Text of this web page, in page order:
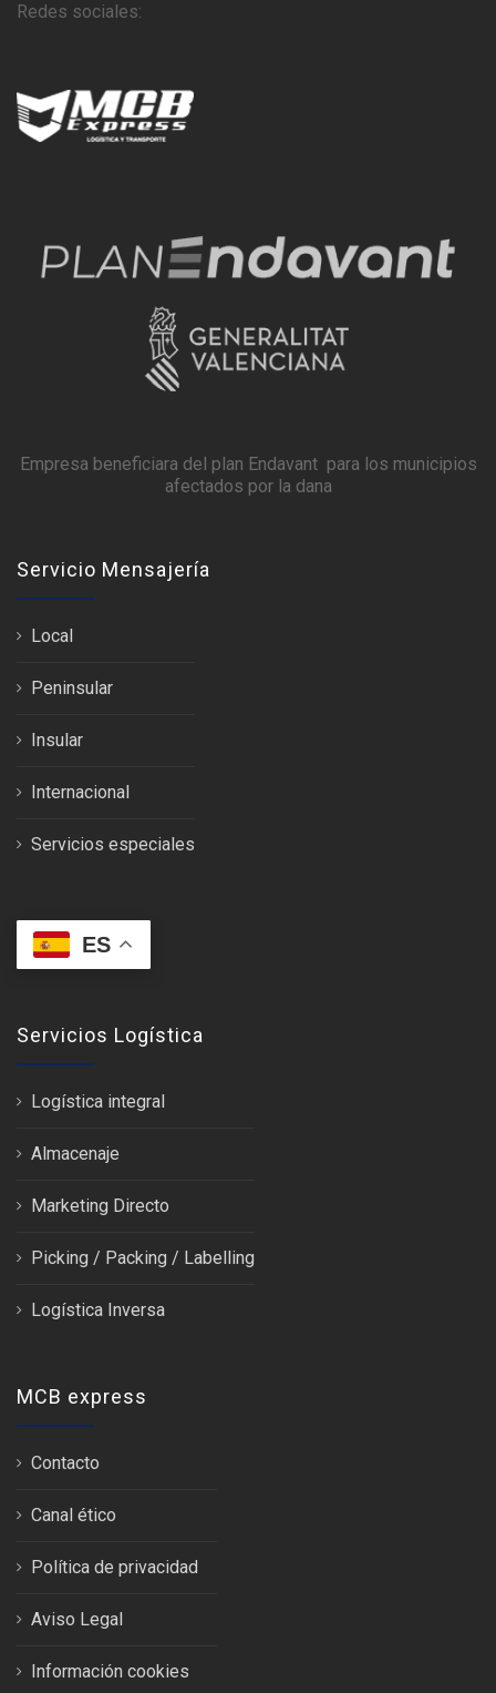
Redes sociales:
Empresa beneficiara del plan Endavant para los municipios
afectados por la dana
Servicio Mensajería
Local
Peninsular
Insular
Internacional
Servicios especiales
ES
Servicios Logística
Logística integral
Almacenaje
Marketing Directo
Picking / Packing / Labelling
Logística Inversa
MCB express
Contacto
Canal ético
Política de privacidad
Aviso Legal
Información cookies